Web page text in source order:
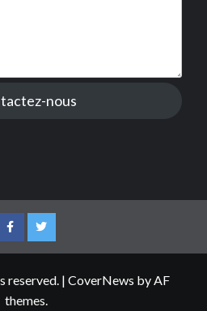
nous
FacebookTwitter
reserved. | CoverNews by AF
themes.